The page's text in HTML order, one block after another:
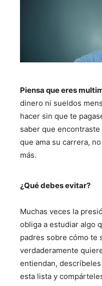
Piensa que eres
dinero ni sueldos
hacer sin que te
saber que
que ama su carrera,
más.
¿Qué debes evitar?
Muchas veces la
obliga a estudiar algo
padres sobre cómo te
verdaderamente
entiendan,
esta lista y